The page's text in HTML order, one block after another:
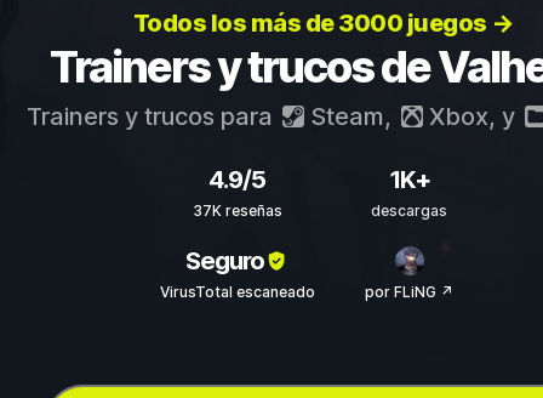
Todos los más de 3000 juegos →
Trainers y trucos de
Trainers y trucos para Steam, Xbox, y
4.9/5
37K reseñas
1K+
descargas
Seguro
VirusTotal escaneado por FLiNG ↗